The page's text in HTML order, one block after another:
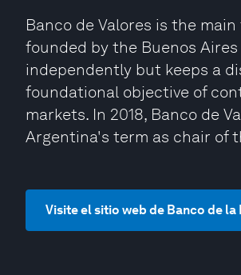
Banco de Valores is the
founded by the Buenos
independently but keeps a
foundational objective of
markets. In 2018, Banco de
Argentina's term as chair of
Visite el sitio web de Banco de la